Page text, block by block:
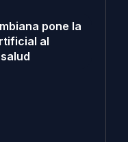
pone la
al